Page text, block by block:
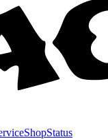
ShopStatus